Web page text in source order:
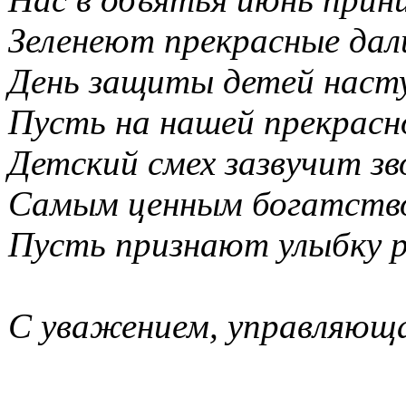
Зеленеют прекрасные
День защиты детей
Пусть на нашей
Детский смех зазвучит
Самым ценным
Пусть признают улыбку
С уважением,